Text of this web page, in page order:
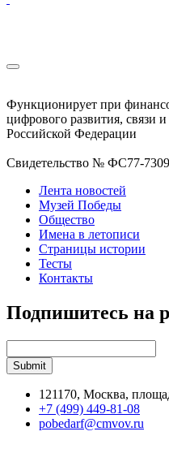
Функционирует при
цифрового развития, связи
Российской Федерации
Свидетельство № ФС77-
Лента новостей
Музей Победы
Общество
Имена в летописи
Страницы истории
Тесты
Контакты
Подпишитесь на
121170, Москва,
+7 (499) 449-81-08
pobedarf@cmvov.ru